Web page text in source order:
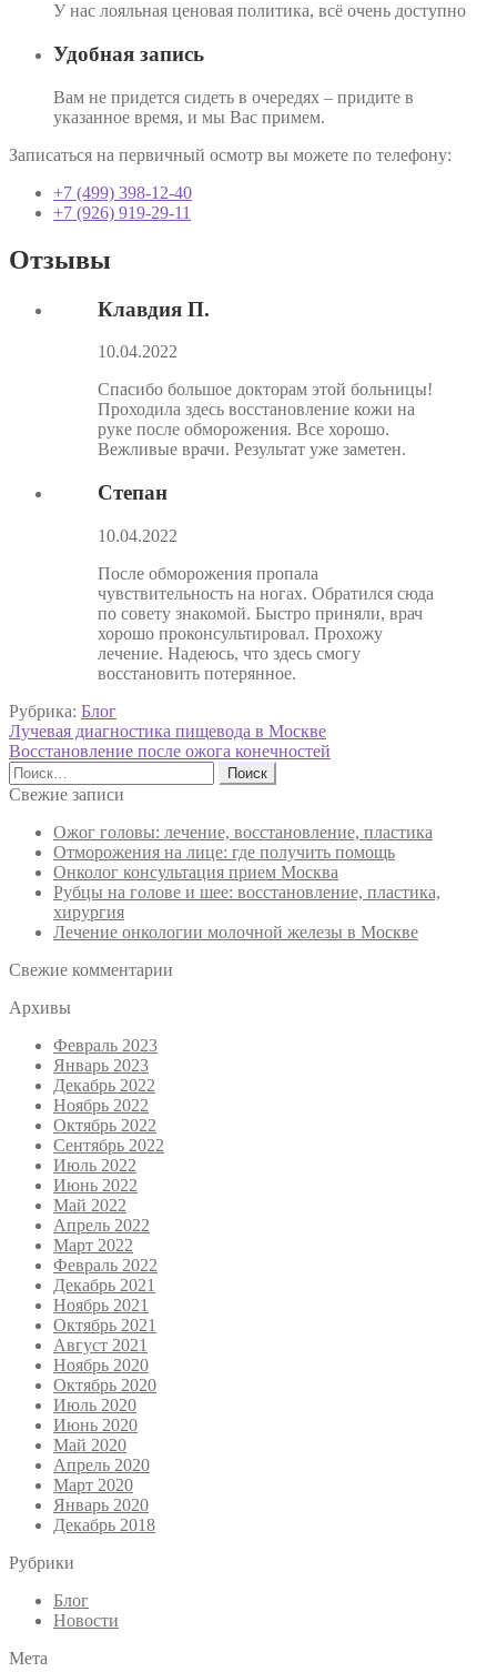
У нас лояльная ценовая политика, всё очень доступно
Удобная запись
Вам не придется сидеть в очередях – придите в
указанное время, и мы Вас примем.
Записаться на первичный осмотр вы можете по телефону:
+7 (499) 398-12-40
+7 (926) 919-29-11
Отзывы
Клавдия П.
10.04.2022
Спасибо большое докторам этой больницы!
Проходила здесь восстановление кожи на
руке после обморожения. Все хорошо.
Вежливые врачи. Результат уже заметен.
Степан
10.04.2022
После обморожения пропала
чувствительность на ногах. Обратился сюда
по совету знакомой. Быстро приняли, врач
хорошо проконсультировал. Прохожу
лечение. Надеюсь, что здесь смогу
восстановить потерянное.
Рубрика: Блог
Навигация
по
записям
Предыдущая
запись:
Лучевая диагностика пищевода в Москве
Следующая
запись:
Восстановление после ожога конечностей
Найти:
Свежие записи
Ожог головы: лечение, восстановление, пластика
Отморожения на лице: где получить помощь
Онколог консультация прием Москва
Рубцы на голове и шее: восстановление, пластика,
хирургия
Лечение онкологии молочной железы в Москве
Свежие комментарии
Архивы
Февраль 2023
Январь 2023
Декабрь 2022
Ноябрь 2022
Октябрь 2022
Сентябрь 2022
Июль 2022
Июнь 2022
Май 2022
Апрель 2022
Март 2022
Февраль 2022
Декабрь 2021
Ноябрь 2021
Октябрь 2021
Август 2021
Ноябрь 2020
Октябрь 2020
Июль 2020
Июнь 2020
Май 2020
Апрель 2020
Март 2020
Январь 2020
Декабрь 2018
Рубрики
Блог
Новости
Мета